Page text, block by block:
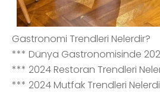
Gastronomi Trendleri Nelerdir?
*** Dünya Gastronomisinde
*** 2024 Restoran Trendleri
*** 2024 Mutfak Trendleri